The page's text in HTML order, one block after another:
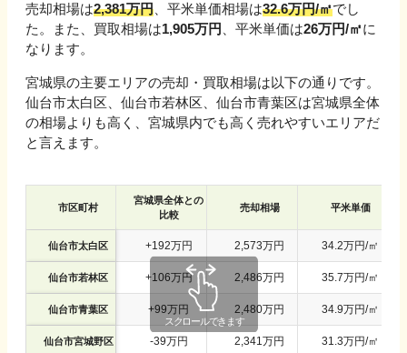
売却相場は2,381万円、平米単価相場は32.6万円/㎡でし
た。また、買取相場は1,905万円 、平米単価は26万円/㎡に
なります。
宮城県の主要エリアの売却・買取相場は以下の通りです。
仙台市太白区、仙台市若林区、仙台市青葉区は宮城県全体
の相場よりも高く、 宮城県内でも高く売れやすいエリアだ
と言えます。
市区町村
宮城県全体との
比較
売却相場 平米単価
仙台市太白区 +192万円 2,573万円 34.2万円/㎡
仙台市若林区 +106万円 2,486万円 35.7万円/㎡
仙台市青葉区 +99万円 2,480万円 34.9万円/㎡
仙台市宮城野区 -39万円 2,341万円 31.3万円/㎡